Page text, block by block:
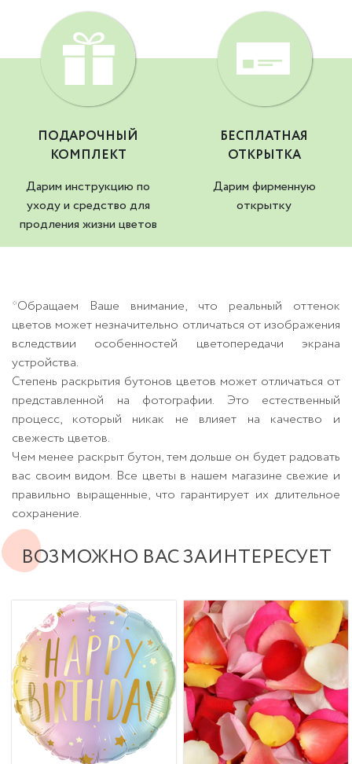
ПОДАРОЧНЫЙ
КОМПЛЕКТ
Дарим инструкцию по
уходу и средство для
продления жизни цветов
БЕСПЛАТНАЯ
ОТКРЫТКА
Дарим фирменную
открытку
*Обращаем Ваше внимание, что реальный оттенок
цветов может незначительно отличаться от изображения
вследствии особенностей цветопередачи экрана
устройства.
Степень раскрытия бутонов цветов может отличаться от
представленной на фотографии. Это естественный
процесс, который никак не влияет на качество и
свежесть цветов.
Чем менее раскрыт бутон, тем дольше он будет радовать
вас своим видом. Все цветы в нашем магазине свежие и
правильно выращенные, что гарантирует их длительное
сохранение.
ВОЗМОЖНО ВАС ЗАИНТЕРЕСУЕТ